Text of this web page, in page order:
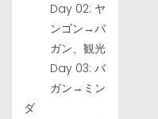
Day 02: ヤ
ンゴン→バ
ガン、観光
Day 03: バ
ガン→ミン
ダ